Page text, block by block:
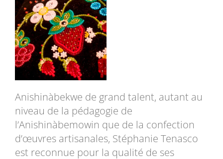
Anishinàbekwe de grand talent, autant au
niveau de la pédagogie de
l’Anishinàbemowin que de la confection
d’œuvres artisanales, Stéphanie Tenasco
est reconnue pour la qualité de ses